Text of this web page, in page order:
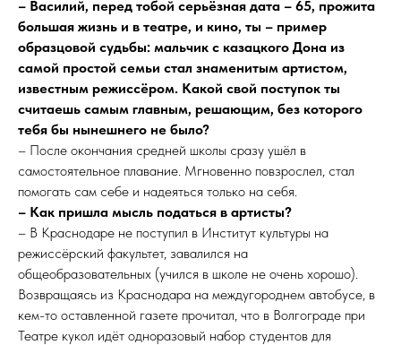
– Василий, перед тобой серьёзная дата – 65, прожита
большая жизнь и в театре, и кино, ты – пример
образцовой судьбы: мальчик с казацкого Дона из
самой простой семьи стал знаменитым артистом,
известным режиссёром. Какой свой поступок ты
считаешь самым главным, решающим, без которого
тебя бы нынешнего не было?
– После окончания средней школы сразу ушёл в
самостоятельное плавание. Мгновенно повзрослел, стал
помогать сам себе и надеяться только на себя.
– Как пришла мысль податься в артисты?
– В Краснодаре не поступил в Институт культуры на
режиссёрский факультет, завалился на
общеобразовательных (учился в школе не очень хорошо).
Возвращаясь из Краснодара на междугороднем автобусе, в
кем-то оставленной газете прочитал, что в Волгограде при
Театре кукол идёт одноразовый набор студентов для